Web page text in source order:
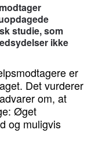
studie, som
ikke
er
Det vurderer
om, at
Øget
og muligvis